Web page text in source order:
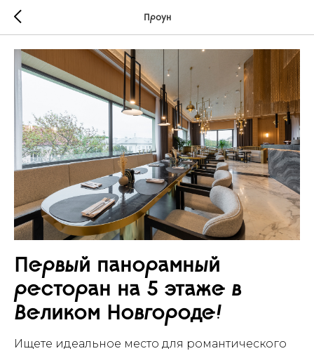
Проун
Первый панорамный
ресторан на 5 этаже в
Великом Новгороде!
Ищете идеальное место для романтического